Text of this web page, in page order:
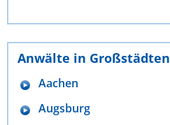
Anwälte in Großstädten
Aachen
Augsburg